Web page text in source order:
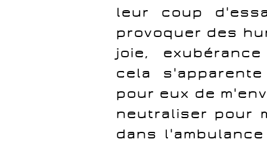
leur coup
provoquer des
joie,
cela
pour eux de
neutraliser pour
dans